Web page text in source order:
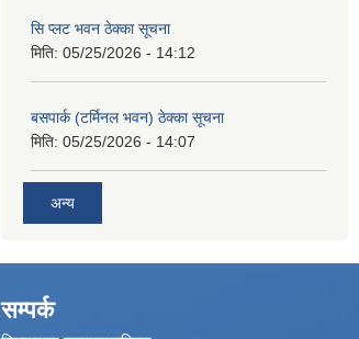
सि प्लट भवन ठेक्का सूचना
मिति: 05/25/2026 - 14:12
बसपार्क (टर्मिनल भवन) ठेक्का सूचना
मिति: 05/25/2026 - 14:07
अन्य
सम्पर्क